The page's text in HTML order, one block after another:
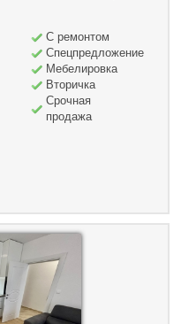
С ремонтом
Спецпредложение
Мебелировка
Вторичка
Срочная
продажа